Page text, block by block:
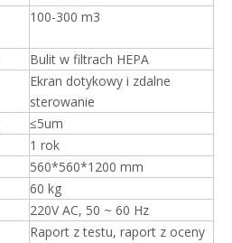
100-300 m3
Bulit w filtrach HEPA
Ekran dotykowy i zdalne
sterowanie
≤5um
1 rok
560*560*1200 mm
60 kg
220V AC, 50 ~ 60 Hz
Raport z testu, raport z oceny